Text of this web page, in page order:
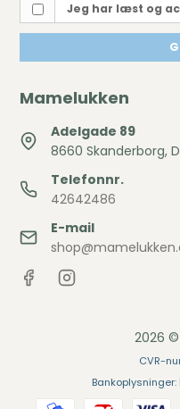
Jeg har læst og
Mamelukken
Adelgade 89
8660 Skanderborg,
Telefonnr.
42642486
E-mail
2026
CVR-
Bankoplysninger: